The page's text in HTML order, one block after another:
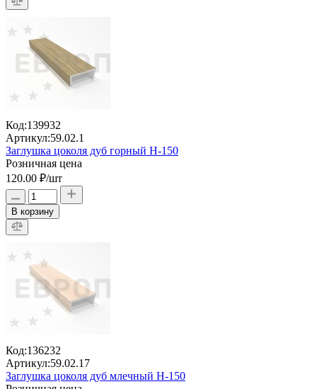
Код:139932
Артикул:59.02.1
Заглушка цоколя дуб горный H-150
Розничная цена
120.00 ₽/шт
В корзину
Код:136232
Артикул:59.02.17
Заглушка цоколя дуб млечный H-150